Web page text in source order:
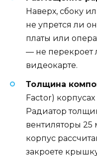
Наверх, сбоку
не упрется ли
платы или
— не перекроет
видеокарте.
Толщина
Factor)
Радиатор
вентиляторы
корпус
закроете